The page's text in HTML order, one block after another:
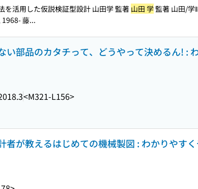
を活用した仮説検証型設計 山田学 監著山田 学 監著 山田/学
1968- 藤...
い部品のカタチって、どうやって決めるん! :
<M321-L156>
者が教えるはじめての機械製図 : わかりやす